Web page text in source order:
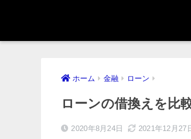
ホーム 金融 ローン
ローンの借換えを比
2020年8月24日 2021年12月27